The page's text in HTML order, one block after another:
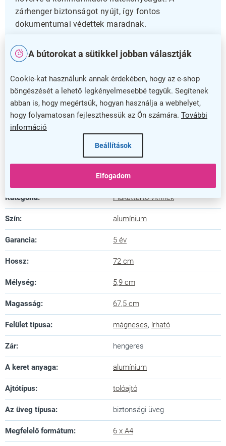
A bútorokat a sütikkel jobban választják
Cookie-kat használunk annak érdekében, hogy az e-shop
böngészését a lehető legkényelmesebbé tegyük. Segítenek
abban is, hogy megértsük, hogyan használja a webhelyet,
hogy folyamatosan fejleszthessük az Ön számára. További
információ
Beállítások
Elfogadom
zárhenger biztonságot nyújt, így fontos
dokumentumai védettek maradnak.
Praktikus és elegáns megoldás
Ez a vitrin kifejezetten belső használatra készült,
praktikus mérete és letisztult kialakítása révén
bármilyen helyiségbe könnyen beilleszthető.
Használja hatékonyan információk, plakátok vagy
értesítések elhelyezésére, és tegye rendezettebbé
Kiegészítő paraméterek
Kategória: Plakáttartó vitrinek
Szín: alumínium
Garancia: 5 év
Hossz: 72 cm
Mélység: 5,9 cm
Magasság: 67,5 cm
Felület típusa: mágneses, írható
Zár: hengeres
A keret anyaga: alumínium
Ajtótípus: tolóajtó
Az üveg típusa: biztonsági üveg
Megfelelő formátum: 6 x A4